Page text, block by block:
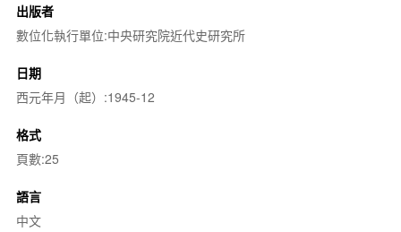
出版者
數位化執行單位:中央研究院近代史研究所
日期
西元年月（起）:1945-12
格式
頁數:25
語言
中文